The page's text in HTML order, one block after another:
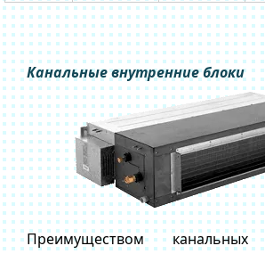
Канальные внутренние блоки
Преимуществом